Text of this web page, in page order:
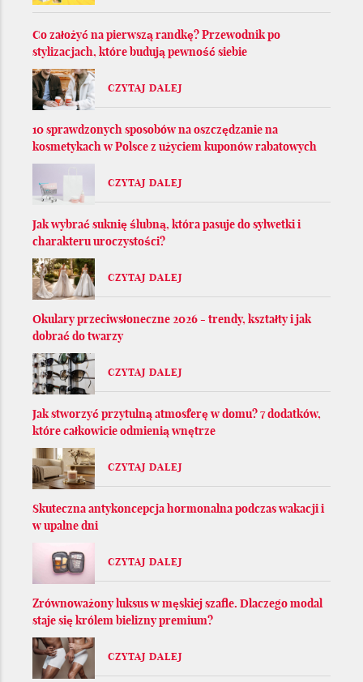
Co założyć na pierwszą randkę? Przewodnik po
stylizacjach, które budują pewność siebie
CZYTAJ DALEJ
10 sprawdzonych sposobów na oszczędzanie na
kosmetykach w Polsce z użyciem kuponów rabatowych
CZYTAJ DALEJ
Jak wybrać suknię ślubną, która pasuje do sylwetki i
charakteru uroczystości?
CZYTAJ DALEJ
Okulary przeciwsłoneczne 2026 - trendy, kształty i jak
dobrać do twarzy
CZYTAJ DALEJ
Jak stworzyć przytulną atmosferę w domu? 7 dodatków,
które całkowicie odmienią wnętrze
CZYTAJ DALEJ
Skuteczna antykoncepcja hormonalna podczas wakacji i
w upalne dni
CZYTAJ DALEJ
Zrównoważony luksus w męskiej szafie. Dlaczego modal
staje się królem bielizny premium?
CZYTAJ DALEJ